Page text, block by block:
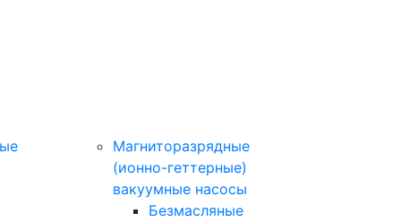
Магниторазрядные
(ионно-геттерные)
вакуумные насосы
Безмасляные